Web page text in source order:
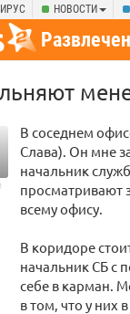
НОВОСТИ
В соседнем
Слава). Он мне
начальник
просматривают
всему офису.
В коридоре
начальник СБ с
себе в карман.
в том, что у них